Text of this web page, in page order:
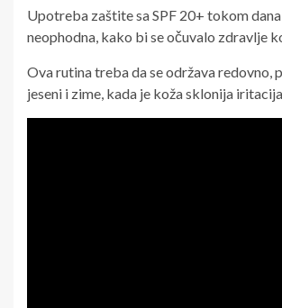
Upotreba zaštite sa SPF 20+ tokom
neophodna, kako bi se očuvalo zdravlje
Ova rutina treba da se održava redovno,
jeseni i zime, kada je koža sklonija